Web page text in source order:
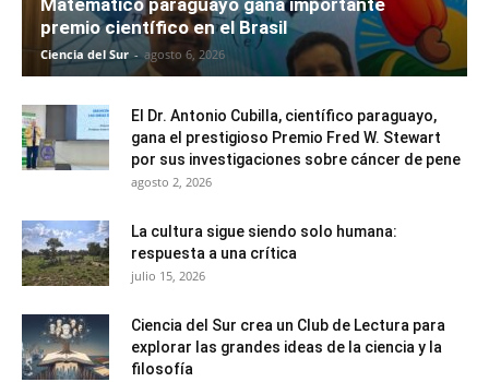
Matemático paraguayo gana importante
premio científico en el Brasil
Ciencia del Sur - agosto 6, 2026
El Dr. Antonio Cubilla, científico paraguayo,
gana el prestigioso Premio Fred W. Stewart
por sus investigaciones sobre cáncer de pene
agosto 2, 2026
La cultura sigue siendo solo humana:
respuesta a una crítica
julio 15, 2026
Ciencia del Sur crea un Club de Lectura para
explorar las grandes ideas de la ciencia y la
filosofía